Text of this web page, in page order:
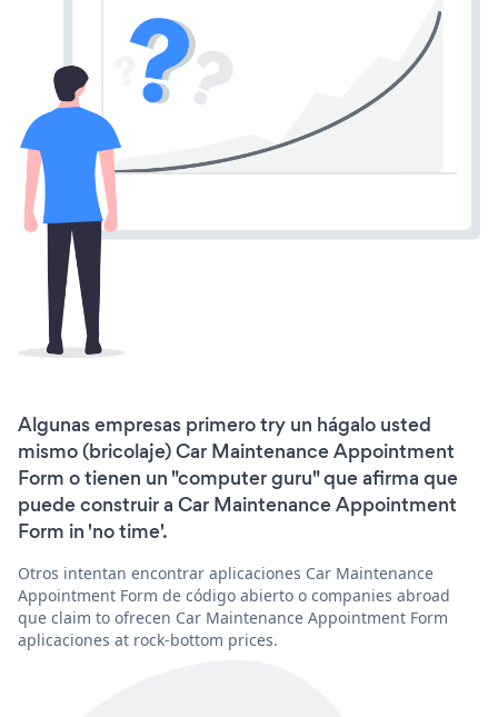
Algunas empresas primero try un hágalo usted
mismo (bricolaje) Car Maintenance Appointment
Form o tienen un "computer guru" que afirma que
puede construir a Car Maintenance Appointment
Form in 'no time'.
Otros intentan encontrar aplicaciones Car Maintenance
Appointment Form de código abierto o companies abroad
que claim to ofrecen Car Maintenance Appointment Form
aplicaciones at rock-bottom prices.